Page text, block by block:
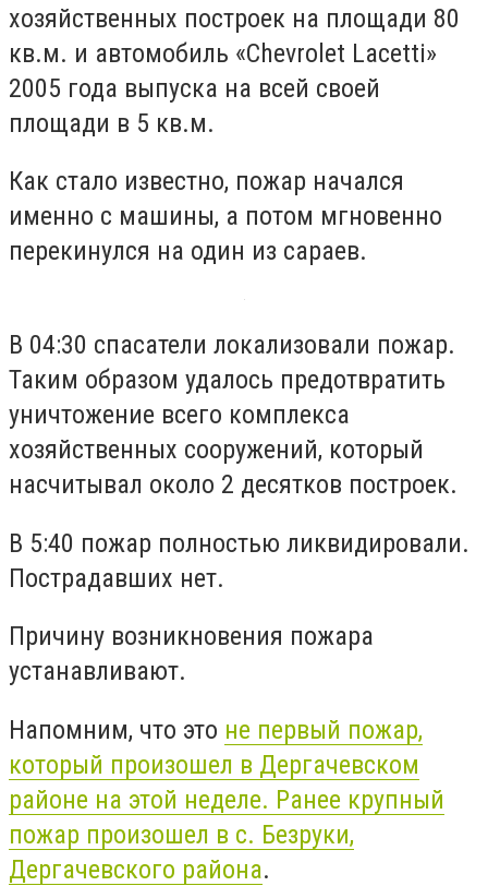
хозяйственных построек на площади 80
кв.м. и автомобиль «Chevrolet Lacetti»
2005 года выпуска на всей своей
площади в 5 кв.м.
Как стало известно, пожар начался
именно с машины, а потом мгновенно
перекинулся на один из сараев.
В 04:30 спасатели локализовали пожар.
Таким образом удалось предотвратить
уничтожение всего комплекса
хозяйственных сооружений, который
насчитывал около 2 десятков построек.
В 5:40 пожар полностью ликвидировали.
Пострадавших нет.
Причину возникновения пожара
устанавливают.
Напомним, что это не первый пожар,
который произошел в Дергачевском
районе на этой неделе. Ранее крупный
пожар произошел в с. Безруки,
Дергачевского района.